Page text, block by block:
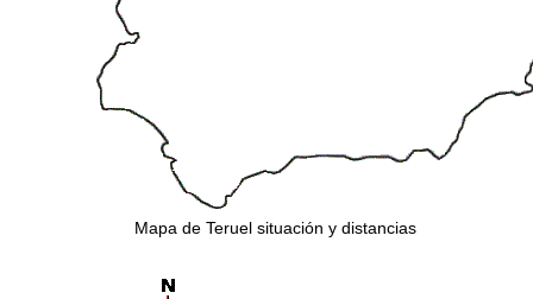
Mapa de Teruel situación y distancias